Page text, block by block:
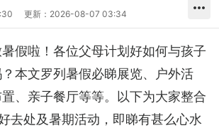
更新： 2026-08-07 03:34
假啦！各位父母计划好如何与孩子
本文罗列暑假必睇展览、户外活
、亲子餐厅等等。以下为大家整合
去处及暑期活动，即睇有甚么心水